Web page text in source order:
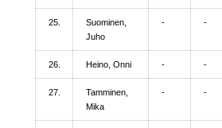
25.
Suominen,
Juho
- -
26. Heino, Onni - -
27.
Tamminen,
Mika
- -